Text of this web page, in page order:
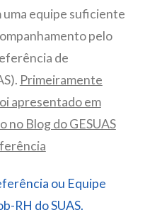
equipe suficiente
pelo
de
Primeiramente
apresentado em
no Blog do GESUAS
ou Equipe
RH do SUAS.